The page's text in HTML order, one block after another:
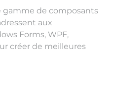
gamme de composants
aux
Forms, WPF,
créer de meilleures